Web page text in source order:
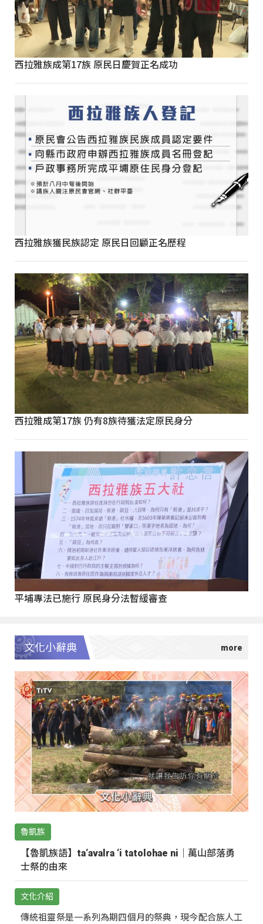
西拉雅族成第17族 原民日慶賀正名成功
西拉雅族獲民族認定 原民日回顧正名歷程
西拉雅成第17族 仍有8族待獲法定原民身分
平埔專法已施行 原民身分法暫緩審查
文化小辭典
魯凱族
【魯凱族語】ta‘avalra ‘i tatolohae ni｜萬山部落勇
士祭的由來
文化介紹
傳統祖靈祭是一系列為期四個月的祭典，現今配合族人工